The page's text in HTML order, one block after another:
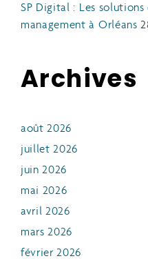
SP Digital : Les
management à Orléans
Archives
août 2026
juillet 2026
juin 2026
mai 2026
avril 2026
mars 2026
février 2026